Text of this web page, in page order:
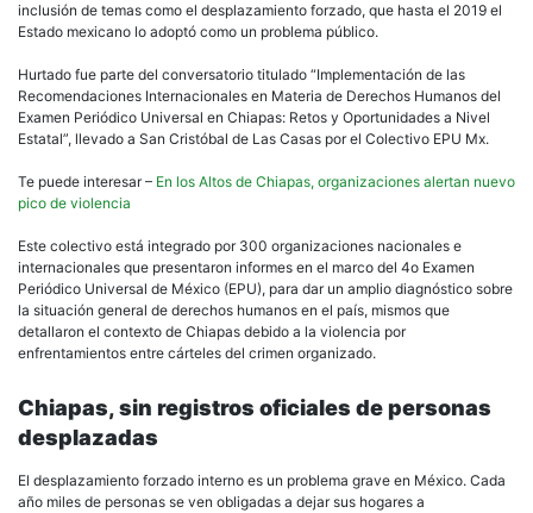
inclusión de temas como el desplazamiento forzado, que hasta el 2019 el
Estado mexicano lo adoptó como un problema público.
Hurtado fue parte del conversatorio titulado “Implementación de las
Recomendaciones Internacionales en Materia de Derechos Humanos del
Examen Periódico Universal en Chiapas: Retos y Oportunidades a Nivel
Estatal”, llevado a San Cristóbal de Las Casas por el Colectivo EPU Mx.
Te puede interesar – En los Altos de Chiapas, organizaciones alertan nuevo
pico de violencia
Este colectivo está integrado por 300 organizaciones nacionales e
internacionales que presentaron informes en el marco del 4o Examen
Periódico Universal de México (EPU), para dar un amplio diagnóstico sobre
la situación general de derechos humanos en el país, mismos que
detallaron el contexto de Chiapas debido a la violencia por
enfrentamientos entre cárteles del crimen organizado.
Chiapas, sin registros oficiales de personas
desplazadas
El desplazamiento forzado interno es un problema grave en México. Cada
año miles de personas se ven obligadas a dejar sus hogares a